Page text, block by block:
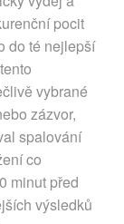
pocit
do té nejlepší
vybrané
zázvor,
spalování
co
minut před
výsledků